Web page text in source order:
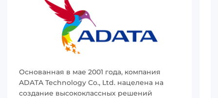
Основанная в мае 2001 года, компания
ADATA Technology Co., Ltd. нацелена на
создание высококлассных решений